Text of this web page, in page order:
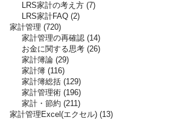
LRS家計の考え方 7
LRS家計FAQ 2
家計管理 720
家計管理の再確認 14
お金に関する思考 26
家計簿論 29
家計簿 116
家計簿総括 129
家計管理術 196
家計・節約 211
家計管理Excel(エクセル) 13